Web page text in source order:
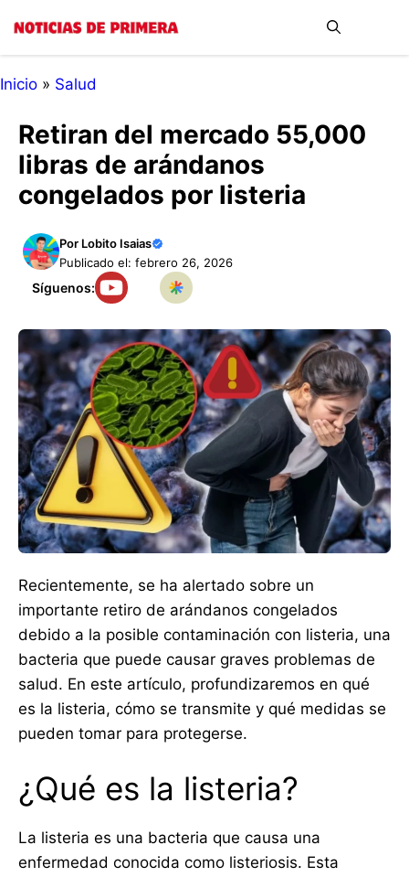
contenido
Inicio » Salud
Retiran del mercado 55,000
libras de arándanos
congelados por listeria
Por Lobito Isaias
Publicado el: febrero 26, 2026
Síguenos:
Recientemente, se ha alertado sobre un
importante retiro de arándanos congelados
debido a la posible contaminación con listeria, una
bacteria que puede causar graves problemas de
salud. En este artículo, profundizaremos en qué
es la listeria, cómo se transmite y qué medidas se
pueden tomar para protegerse.
¿Qué es la listeria?
La listeria es una bacteria que causa una
enfermedad conocida como listeriosis. Esta